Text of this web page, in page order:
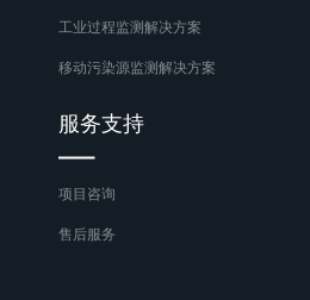
工业过程监测解决方案
移动污染源监测解决方案
服务支持
项目咨询
售后服务